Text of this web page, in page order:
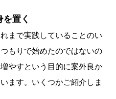
置く
まで実践していることのい
もりで始めたのではないの
やすという目的に案外良か
ます。いくつかご紹介しま